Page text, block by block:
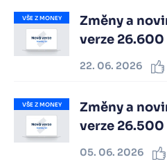
VŠE Z MONEY
Změny a
verze 26.600
22. 06. 2026
VŠE Z MONEY
Změny a
verze 26.500
05. 06. 2026